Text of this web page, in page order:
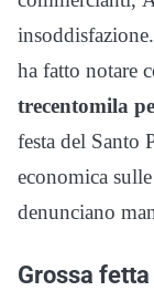
ha fatto notare
trecentomila
festa del Santo
economica
denunciano
Grossa